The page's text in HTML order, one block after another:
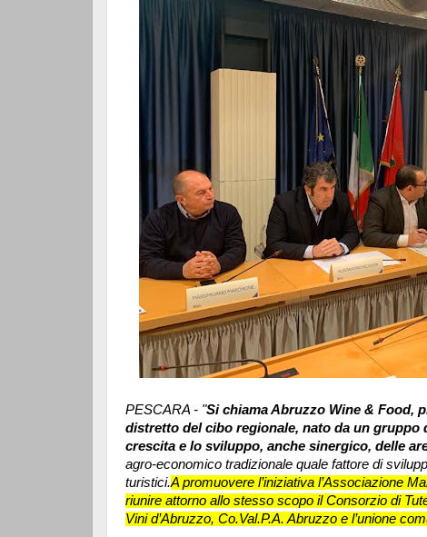
PESCARA - "Si chiama Abruzzo Wine & Food,
distretto del cibo regionale, nato da un gruppo
crescita e lo sviluppo, anche sinergico, delle
agro-economico tradizionale quale fattore di
turistici.A promuovere l’iniziativa l’Associazione
riunire attorno allo stesso scopo il Consorzio di
Vini d’Abruzzo, Co.Val.P.A. Abruzzo e l’unione